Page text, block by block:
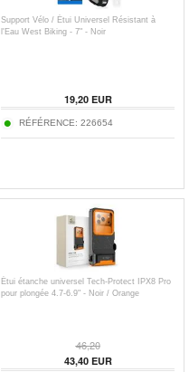
Support Vélo / Étui Universel Résistant à
l'Eau West Biking - 7" - Noir
19,20EUR
RÉFÉRENCE: 226654
Étui étanche universel Tech-Protect IPX8 Pro
pour plongée 4.7-6.9" - Noir / Orange
46,20
43,40EUR